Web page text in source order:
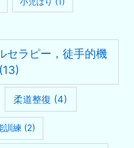
セラピー，徒手的機
(13)
柔道整復 (4)
訓練(2)